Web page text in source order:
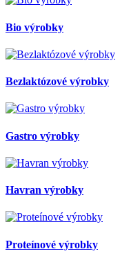
Bio výrobky
Bezlaktózové výrobky
Gastro výrobky
Havran výrobky
Proteínové výrobky